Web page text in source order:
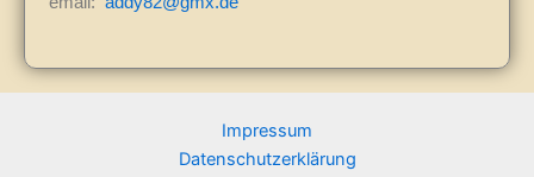
Impressum
Datenschutzerklärung